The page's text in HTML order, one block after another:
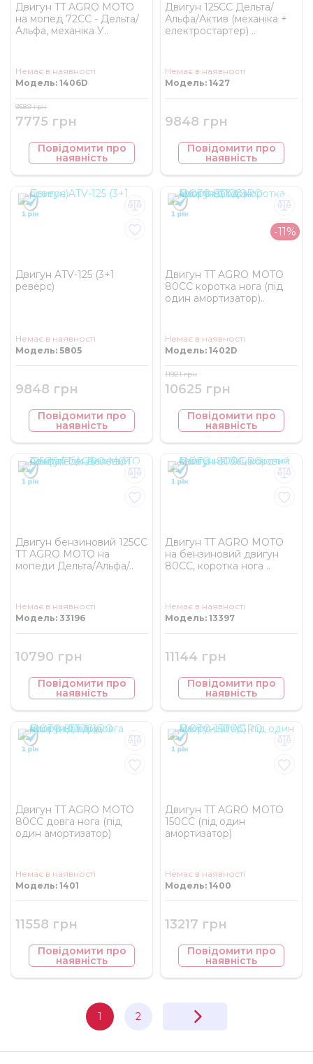
Двигун TT AGRO MOTO
на мопед 72CC - Дельта/
Альфа, механіка У..
Немає в наявності
Модель: 1406D
7775 грн
9589 грн
Повідомити про
наявність
Двигун 125CC Дельта/
Альфа/Актив (механіка +
електростартер) ..
Немає в наявності
Модель: 1427
9848 грн
Повідомити про
наявність
Двигун ATV-125 (3+1
реверс)
Немає в наявності
Модель: 5805
9848 грн
Повідомити про
наявність
-11%
Двигун TT AGRO MOTO
80СС коротка нога (під
один амортизатор)..
Немає в наявності
Модель: 1402D
10625 грн
11921 грн
Повідомити про
наявність
Двигун бензиновий 125CC
TT AGRO MOTO на
мопеди Дельта/Альфа/..
Немає в наявності
Модель: 33196
10790 грн
Повідомити про
наявність
Двигун TT AGRO MOTO
на бензиновий двигун
80СС, коротка нога ..
Немає в наявності
Модель: 13397
11144 грн
Повідомити про
наявність
Двигун TT AGRO MOTO
80СС довга нога (під
один амортизатор)
Немає в наявності
Модель: 1401
11558 грн
Повідомити про
наявність
Двигун TT AGRO MOTO
150СС (під один
амортизатор)
Немає в наявності
Модель: 1400
13217 грн
Повідомити про
наявність
1 2